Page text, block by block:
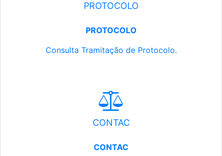
PROTOCOLO
PROTOCOLO
Consulta Tramitação de Protocolo.
CONTAC
CONTAC